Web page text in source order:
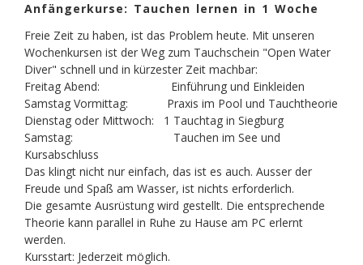
Anfängerkurse: Tauchen lernen in 1 Woche
Freie Zeit zu haben, ist das Problem heute. Mit unseren
Wochenkursen ist der Weg zum Tauchschein "Open Water
Diver" schnell und in kürzester Zeit machbar:
Freitag Abend: Einführung und Einkleiden
Samstag Vormittag: Praxis im Pool und Tauchtheorie
Dienstag oder Mittwoch: 1 Tauchtag in Siegburg
Samstag: Tauchen im See und
Kursabschluss
Das klingt nicht nur einfach, das ist es auch. Ausser der
Freude und Spaß am Wasser, ist nichts erforderlich.
Die gesamte Ausrüstung wird gestellt. Die entsprechende
Theorie kann parallel in Ruhe zu Hause am PC erlernt
werden.
Kursstart: Jederzeit möglich.